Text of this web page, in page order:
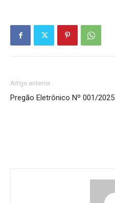
Artigo anterior
Pregão Eletrônico Nº 001/2025